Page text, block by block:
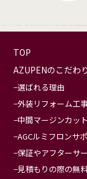
TOP
AZUPENのこだわり
選ばれる理由
外装リフォーム工
中間マージンカッ
AGCルミフロンサ
保証やアフターサ
見積もりの際の無